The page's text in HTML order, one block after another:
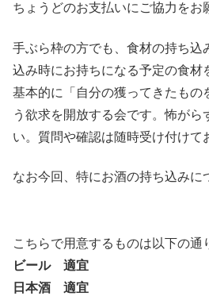
ちょうどのお支払いにご協力を
手ぶら枠の方でも、食材の持ち込
込み時にお持ちになる予定の食材
基本的に「自分の獲ってきたもの
う欲求を開放する会です。怖がら
い。質問や確認は随時受け付けて
なお今回、特にお酒の持ち込みに
こちらで用意するものは以下の通
ビール 適宜
日本酒 適宜